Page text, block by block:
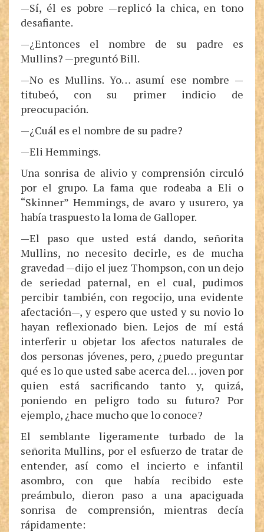
—Sí, él es pobre —replicó la chica, en tono
desafiante.
—¿Entonces el nombre de su padre es
Mullins? —preguntó Bill.
—No es Mullins. Yo… asumí ese nombre —
titubeó, con su primer indicio de
preocupación.
—¿Cuál es el nombre de su padre?
—Eli Hemmings.
Una sonrisa de alivio y comprensión circuló
por el grupo. La fama que rodeaba a Eli o
“Skinner” Hemmings, de avaro y usurero, ya
había traspuesto la loma de Galloper.
—El paso que usted está dando, señorita
Mullins, no necesito decirle, es de mucha
gravedad —dijo el juez Thompson, con un dejo
de seriedad paternal, en el cual, pudimos
percibir también, con regocijo, una evidente
afectación—, y espero que usted y su novio lo
hayan reflexionado bien. Lejos de mí está
interferir u objetar los afectos naturales de
dos personas jóvenes, pero, ¿puedo preguntar
qué es lo que usted sabe acerca del… joven por
quien está sacrificando tanto y, quizá,
poniendo en peligro todo su futuro? Por
ejemplo, ¿hace mucho que lo conoce?
El semblante ligeramente turbado de la
señorita Mullins, por el esfuerzo de tratar de
entender, así como el incierto e infantil
asombro, con que había recibido este
preámbulo, dieron paso a una apaciguada
sonrisa de comprensión, mientras decía
rápidamente: